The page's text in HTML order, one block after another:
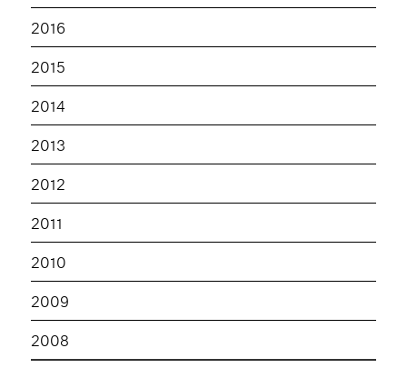
2016
2015
2014
2013
2012
2011
2010
2009
2008